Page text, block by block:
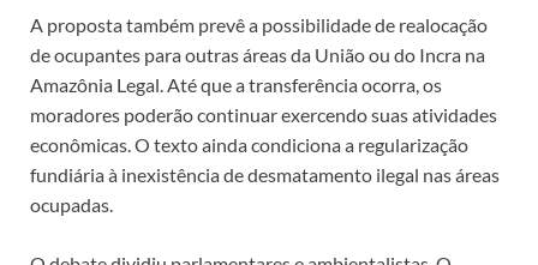
A proposta também prevê a possibilidade de realocação
de ocupantes para outras áreas da União ou do Incra na
Amazônia Legal. Até que a transferência ocorra, os
moradores poderão continuar exercendo suas atividades
econômicas. O texto ainda condiciona a regularização
fundiária à inexistência de desmatamento ilegal nas áreas
ocupadas.